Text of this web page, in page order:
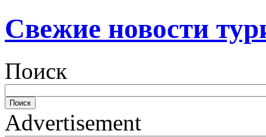
Свежие новости
Поиск
Advertisement